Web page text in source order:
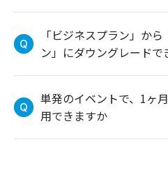
「ビジネスプラン」か
ン」にダウングレードで
単発のイベントで、1ヶ
用できますか